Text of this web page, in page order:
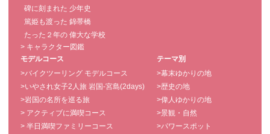
碑に刻まれた 少年史
篤姫も渡った 錦帯橋
たった２年の 偉大な学校
> キャラクター図鑑
モデルコース
>バイクツーリング モデルコース
>いやされ女子2人旅 岩国-宮島(2days)
>岩国の名所を巡る旅
> アクティブに満喫コース
> 半日満喫ファミリーコース
テーマ別
>幕末ゆかりの地
>歴史の地
>偉人ゆかりの地
>景観・自然
>パワースポット